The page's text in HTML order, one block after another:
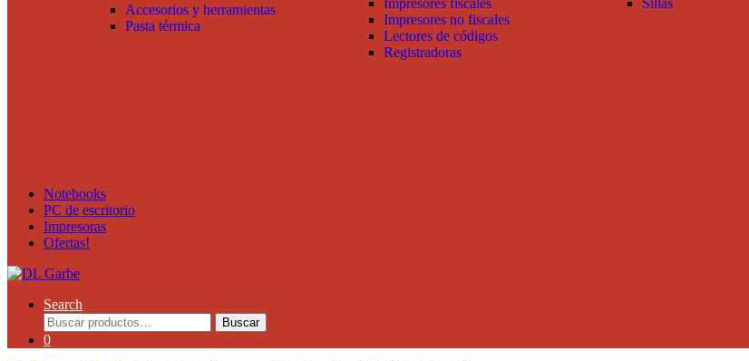
Accesorios y herramientas
Pasta térmica
Impresores fiscales
Impresores no fiscales
Lectores de códigos
Registradoras
Sillas
Notebooks
PC de escritorio
Impresoras
Ofertas!
Search
Buscar
0